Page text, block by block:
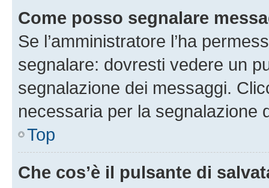
Come posso segnalare
Se l’amministratore l’ha
segnalare: dovresti vedere un
segnalazione dei messaggi.
necessaria per la segnalazione
Top
Che cos’è il pulsante di